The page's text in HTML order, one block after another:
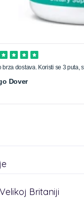
brza dostava. Koristi se 3
Dover
Britaniji